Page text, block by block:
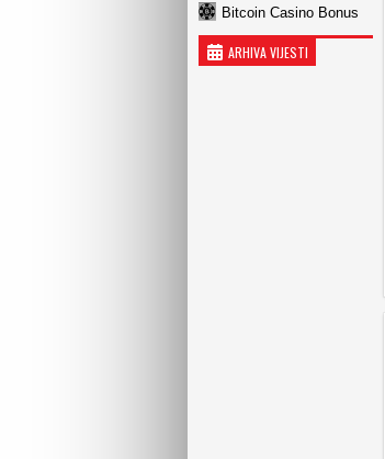
Bitcoin Casino Bonus
ARHIVA VIJESTI